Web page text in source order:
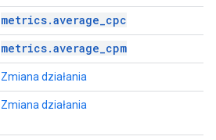
metrics.average_cpc
metrics.average_cpm
Zmiana działania
Zmiana działania